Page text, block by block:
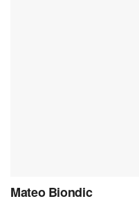
Mateo Biondic